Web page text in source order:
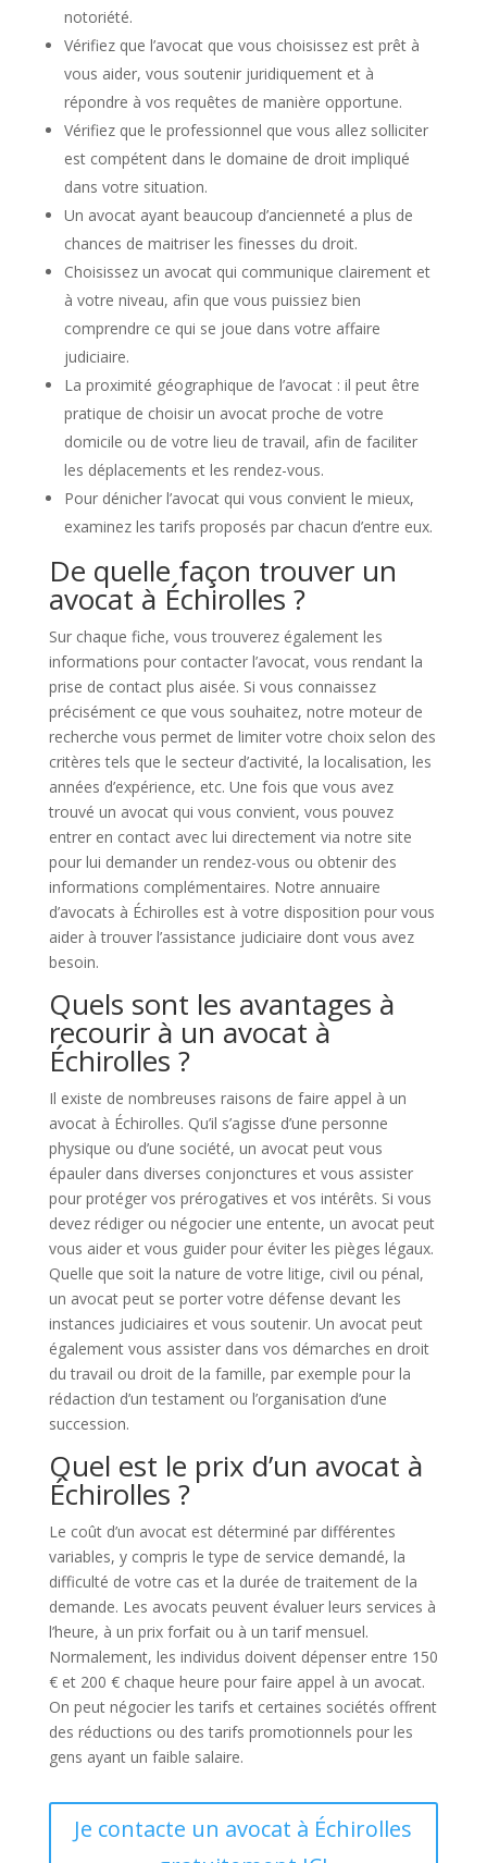
notoriété.
Vérifiez que l’avocat que vous choisissez est prêt à
vous aider, vous soutenir juridiquement et à
répondre à vos requêtes de manière opportune.
Vérifiez que le professionnel que vous allez solliciter
est compétent dans le domaine de droit impliqué
dans votre situation.
Un avocat ayant beaucoup d’ancienneté a plus de
chances de maitriser les finesses du droit.
Choisissez un avocat qui communique clairement et
à votre niveau, afin que vous puissiez bien
comprendre ce qui se joue dans votre affaire
judiciaire.
La proximité géographique de l’avocat : il peut être
pratique de choisir un avocat proche de votre
domicile ou de votre lieu de travail, afin de faciliter
les déplacements et les rendez-vous.
Pour dénicher l’avocat qui vous convient le mieux,
examinez les tarifs proposés par chacun d’entre eux.
De quelle façon trouver un
avocat à Échirolles ?
Sur chaque fiche, vous trouverez également les
informations pour contacter l’avocat, vous rendant la
prise de contact plus aisée. Si vous connaissez
précisément ce que vous souhaitez, notre moteur de
recherche vous permet de limiter votre choix selon des
critères tels que le secteur d’activité, la localisation, les
années d’expérience, etc. Une fois que vous avez
trouvé un avocat qui vous convient, vous pouvez
entrer en contact avec lui directement via notre site
pour lui demander un rendez-vous ou obtenir des
informations complémentaires. Notre annuaire
d’avocats à Échirolles est à votre disposition pour vous
aider à trouver l’assistance judiciaire dont vous avez
besoin.
Quels sont les avantages à
recourir à un avocat à
Échirolles ?
Il existe de nombreuses raisons de faire appel à un
avocat à Échirolles. Qu’il s’agisse d’une personne
physique ou d’une société, un avocat peut vous
épauler dans diverses conjonctures et vous assister
pour protéger vos prérogatives et vos intérêts. Si vous
devez rédiger ou négocier une entente, un avocat peut
vous aider et vous guider pour éviter les pièges légaux.
Quelle que soit la nature de votre litige, civil ou pénal,
un avocat peut se porter votre défense devant les
instances judiciaires et vous soutenir. Un avocat peut
également vous assister dans vos démarches en droit
du travail ou droit de la famille, par exemple pour la
rédaction d’un testament ou l’organisation d’une
succession.
Quel est le prix d’un avocat à
Échirolles ?
Le coût d’un avocat est déterminé par différentes
variables, y compris le type de service demandé, la
difficulté de votre cas et la durée de traitement de la
demande. Les avocats peuvent évaluer leurs services à
l’heure, à un prix forfait ou à un tarif mensuel.
Normalement, les individus doivent dépenser entre 150
€ et 200 € chaque heure pour faire appel à un avocat.
On peut négocier les tarifs et certaines sociétés offrent
des réductions ou des tarifs promotionnels pour les
gens ayant un faible salaire.
Je contacte un avocat à Échirolles